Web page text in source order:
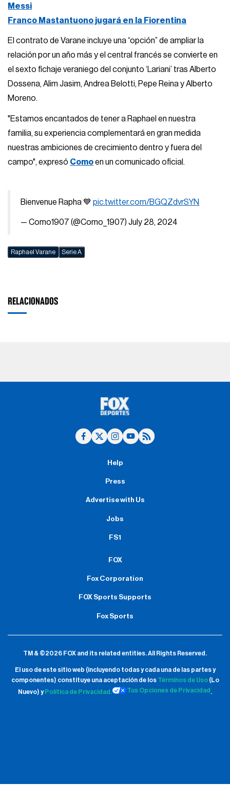
Messi
Franco Mastantuono jugará en la Fiorentina
El contrato de Varane incluye una “opción” de ampliar la
relación por un año más y el central francés se convierte en
el sexto fichaje veraniego del conjunto ‘Lariani’ tras Alberto
Dossena, Alim Jasim, Andrea Belotti, Pepe Reina y Alberto
Moreno.
"Estamos encantados de tener a Raphael en nuestra
familia, su experiencia complementará en gran medida
nuestras ambiciones de crecimiento dentro y fuera del
campo", expresó Como en un comunicado oficial.
Bienvenue Rapha 💙pic.twitter.com/BGQZdvrSYN
— Como1907 (@Como_1907)July 28, 2024
Raphael Varane Serie A
RELACIONADOS
Help
Press
Advertise with Us
Jobs
FS1
FOX
Fox Corporation
FOX Sports Supports
Fox Sports
TM & ©2026 FOX and its related entities.All Rights Reserved.
El uso de este sitio web (incluyendo todas y cada una de las partes y
componentes) constituye una aceptación de los Términos de Uso(Lo
Nuevo) y Política de Privacidad. Tus Opciones de Privacidad .